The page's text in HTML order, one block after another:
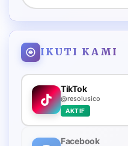
IKUTI KAMI
TikTok
@resolusico
AKTIF
Facebook